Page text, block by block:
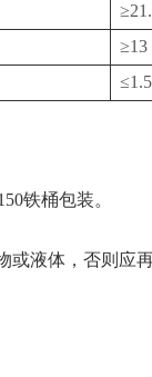
≥13
≤1.5
铁桶包装。
或液体，否则应